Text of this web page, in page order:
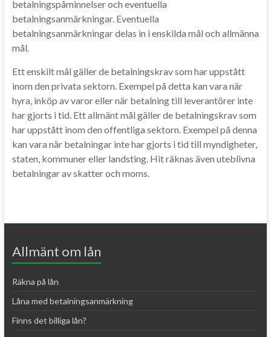
betalningspåminnelser och eventuella
betalningsanmärkningar. Eventuella
betalningsanmärkningar delas in i enskilda mål och allmänna
mål.
Ett enskilt mål gäller de betalningskrav som har uppstått
inom den privata sektorn. Exempel på detta kan vara när
hyra, inköp av varor eller när betalning till leverantörer inte
har gjorts i tid. Ett allmänt mål gäller de betalningskrav som
har uppstått inom den offentliga sektorn. Exempel på denna
kan vara när betalningar inte har gjorts i tid till myndigheter,
staten, kommuner eller landsting. Hit räknas även uteblivna
betalningar av skatter och moms.
Allmänt om lån
Räkna på lån
Låna med betalningsanmärkning
Finns det billiga lån?